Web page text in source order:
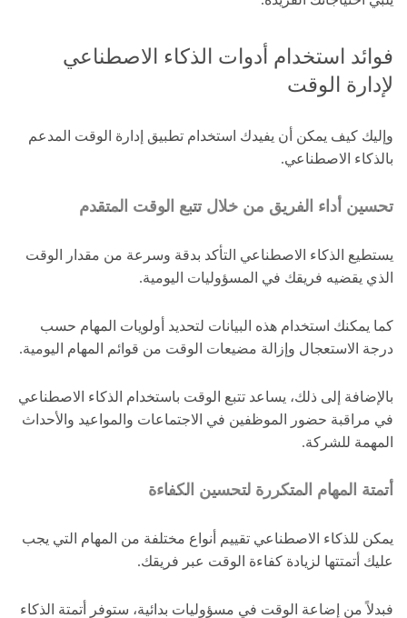
فوائد استخدام أدوات الذكاء الاصطناعي
لإدارة الوقت
وإليك كيف يمكن أن يفيدك استخدام تطبيق إدارة الوقت المدعم
بالذكاء الاصطناعي.
تحسين أداء الفريق من خلال تتبع الوقت المتقدم
يستطيع الذكاء الاصطناعي التأكد بدقة وسرعة من مقدار الوقت
الذي يقضيه فريقك في المسؤوليات اليومية.
كما يمكنك استخدام هذه البيانات لتحديد أولويات المهام حسب
درجة الاستعجال وإزالة مضيعات الوقت من قوائم المهام اليومية.
بالإضافة إلى ذلك، يساعد تتبع الوقت باستخدام الذكاء الاصطناعي
في مراقبة حضور الموظفين في الاجتماعات والمواعيد والأحداث
المهمة للشركة.
أتمتة المهام المتكررة لتحسين الكفاءة
يمكن للذكاء الاصطناعي تقييم أنواع مختلفة من المهام التي يجب
عليك أتمتتها لزيادة كفاءة الوقت عبر فريقك.
فبدلاً من إضاعة الوقت في مسؤوليات بدائية، ستوفر أتمتة الذكاء